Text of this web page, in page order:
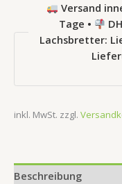
Versand
Tage •
Lachsbretter:
inkl. MwSt. zzgl.
Beschreibung